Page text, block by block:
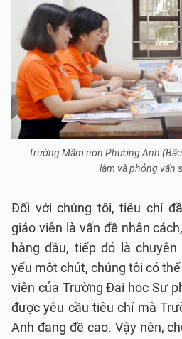
Trường Mầm non Phương Anh
làm và phỏng vấn
Đối với chúng tôi, tiêu chí
giáo viên là vấn đề nhân
hàng đầu, tiếp đó là
yếu một chút, chúng tôi có
viên của Trường Đại học Sư
được yêu cầu tiêu chí mà
Anh đang đề cao. Vậy nên,